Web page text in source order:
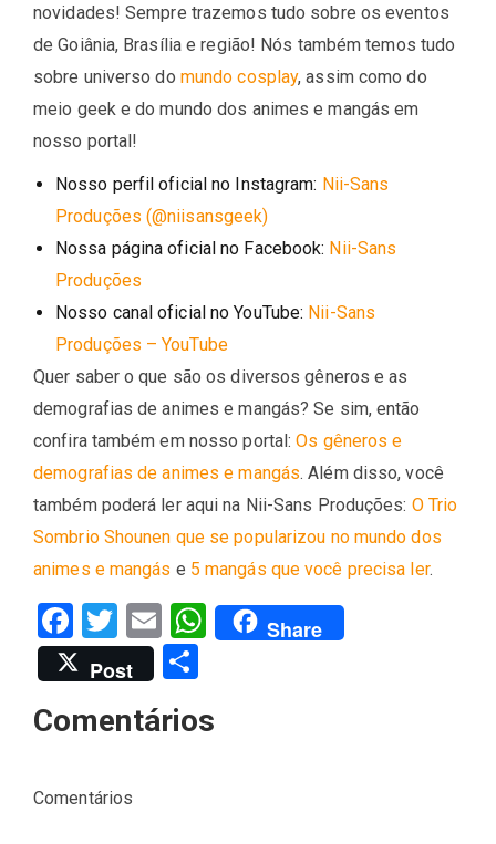
novidades! Sempre trazemos tudo sobre os eventos
de Goiânia, Brasília e região! Nós também temos tudo
sobre universo do mundo cosplay, assim como do
meio geek e do mundo dos animes e mangás em
nosso portal!
Nosso perfil oficial no Instagram: Nii-Sans
Produções (@niisansgeek)
Nossa página oficial no Facebook: Nii-Sans
Produções
Nosso canal oficial no YouTube: Nii-Sans
Produções – YouTube
Quer saber o que são os diversos gêneros e as
demografias de animes e mangás? Se sim, então
confira também em nosso portal:Os gêneros e
demografias de animes e mangás. Além disso, você
também poderá ler aqui na Nii-Sans Produções: O Trio
Sombrio Shounen que se popularizou no mundo dos
animes e mangás e 5 mangás que você precisa ler.
Facebook
Twitter
EmailWhatsApp
Share
Post
Comentários
Comentários